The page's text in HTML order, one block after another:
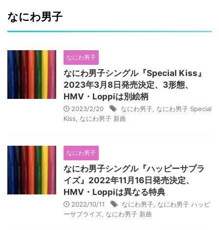
なにわ男子
なにわ男子
なにわ男子シングル『Special Kiss』
2023年3月8日発売決定、3形態、
HMV・Loppiは別絵柄
2023/2/20 なにわ男子 なにわ男子 Special
Kiss
なにわ男子 新曲
なにわ男子
なにわ男子シングル『ハッピーサプラ
イズ』2022年11月16日発売決定、
HMV・Loppiは異なる特典
2022/10/11 なにわ男子 なにわ男子 ハッピ
ーサプライズ なにわ男子 新曲